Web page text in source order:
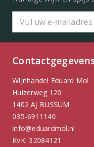
Wijnhandel Eduard Mol
Huizerweg 120
1402 AJ BUSSUM
035-6911140
info@eduardmol.nl
KvK: 32084121